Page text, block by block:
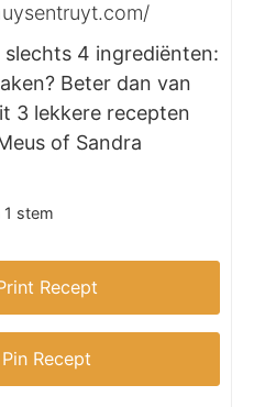
4 ingrediënten:
Beter dan van
3 lekkere recepten
of Sandra
1 stem
Recept
Pin Recept